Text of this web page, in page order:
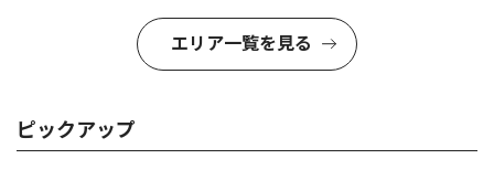
エリア一覧を見る
ピックアップ